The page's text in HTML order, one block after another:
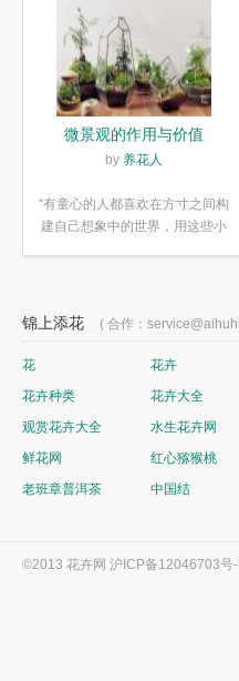
微景观的作用与价值
by 养花人
“有童心的人都喜欢在方寸之间构
建自己想象中的世界，用这些小
锦上添花 ( 合作：
花 花卉
花卉种类
花卉大全
观赏花卉大全
水生花卉网
鲜花网
红心猕猴桃
老班章普洱茶
中国结
©2013 花卉网 沪ICP备12046703号